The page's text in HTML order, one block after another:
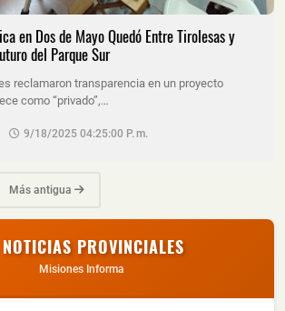
en Dos de Mayo Quedó Entre Tirolesas y
del Parque Sur
reclamaron transparencia en un proyecto
como “privado”,…
9/18/2025 04:25:00 P. M.
Más antigua
PROVINCIALES
Misiones Informa